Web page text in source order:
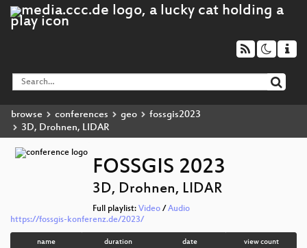
browse conferences geo
fossgis2023
3D, Drohnen, LIDAR
FOSSGIS 2023
3D, Drohnen, LIDAR
Full playlist: Video / Audio
https://fossgis-konferenz.de/2023/
name duration date view count